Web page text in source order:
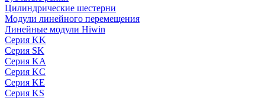
Цилиндрические шестерни
Модули линейного перемещения
Линейные модули Hiwin
Серия KK
Серия SK
Серия KA
Серия KC
Серия KE
Серия KS